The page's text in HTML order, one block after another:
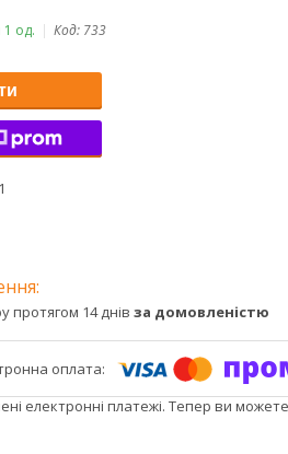
1 од. Код: 733
протягом 14 днів за домовленістю
електронні платежі. Тепер ви